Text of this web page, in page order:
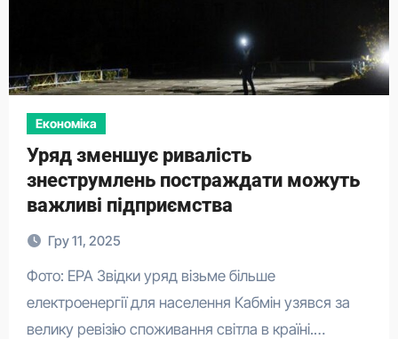
Економіка
Уряд зменшує ривалість
знеструмлень постраждати можуть
важливі підприємства
Гру 11, 2025
Фото: EPA Звідки уряд візьме більше
електроенергії для населення Кабмін узявся за
велику ревізію споживання світла в країні.…